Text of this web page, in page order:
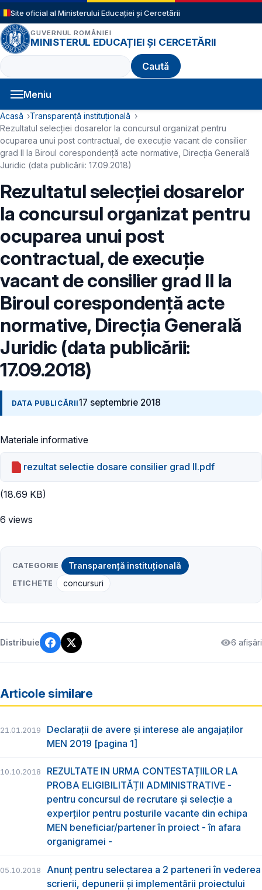
Sari la conținutul principal
Site oficial al Ministerului Educației și Cercetării
GUVERNUL ROMÂNIEI
MINISTERUL EDUCAȚIEI ȘI CERCETĂRII
Caută
Meniu
Navigație principală
Cale de navigare
Acasă
Transparență instituțională
Rezultatul selecției dosarelor la concursul organizat pentru
ocuparea unui post contractual, de execuție vacant de consilier
grad II la Biroul corespondență acte normative, Direcția Generală
Juridic (data publicării: 17.09.2018)
Rezultatul selecției dosarelor
la concursul organizat pentru
ocuparea unui post
contractual, de execuție
vacant de consilier grad II la
Biroul corespondență acte
normative, Direcția Generală
Juridic (data publicării:
17.09.2018)
DATA PUBLICĂRII17 septembrie 2018
Materiale informative
rezultat selectie dosare consilier grad II.pdf
(18.69 KB)
6 views
CATEGORIE Transparență instituțională
ETICHETE concursuri
Distribuie 6 afișări
Articole similare
21.01.2019
Declarații de avere și interese ale angajaților
MEN 2019 [pagina 1]
10.10.2018
REZULTATE IN URMA CONTESTAȚIILOR LA
PROBA ELIGIBILITĂȚII ADMINISTRATIVE -
pentru concursul de recrutare și selecție a
experților pentru posturile vacante din echipa
MEN beneficiar/partener în proiect - în afara
organigramei -
05.10.2018
Anunț pentru selectarea a 2 parteneri în vederea
scrierii, depunerii și implementării proiectului